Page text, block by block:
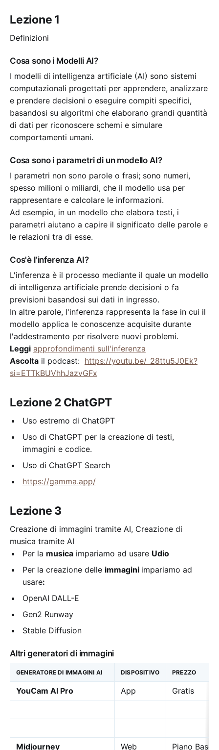
Lezione 1
Definizioni
Cosa sono i Modelli AI?
I modelli di intelligenza artificiale (AI) sono sistemi
computazionali progettati per apprendere, analizzare
e prendere decisioni o eseguire compiti specifici,
basandosi su algoritmi che elaborano grandi quantità
di dati per riconoscere schemi e simulare
comportamenti umani.
Cosa sono i parametri di un modello AI?
I parametri non sono parole o frasi; sono numeri,
spesso milioni o miliardi, che il modello usa per
rappresentare e calcolare le informazioni.
Ad esempio, in un modello che elabora testi, i
parametri aiutano a capire il significato delle parole e
le relazioni tra di esse.
Cos'è l’inferenza AI?
L'inferenza è il processo mediante il quale un modello
di intelligenza artificiale prende decisioni o fa
previsioni basandosi sui dati in ingresso.
In altre parole, l'inferenza rappresenta la fase in cui il
modello applica le conoscenze acquisite durante
l'addestramento per risolvere nuovi problemi.
Leggi approfondimenti sull'inferenza
Ascolta il podcast: https://youtu.be/_28ttu5J0Ek?
si=ETTkBUVhhJazvGFx
Lezione 2 ChatGPT
Uso estremo di ChatGPT
Uso di ChatGPT per la creazione di testi,
immagini e codice.
Uso di ChatGPT Search
https://gamma.app/
Lezione 3
Creazione di immagini tramite AI, Creazione di
musica tramite AI
Per la musicaimpariamo ad usare Udio
Per la creazione delle immagini impariamo ad
usare:
OpenAI DALL-E
Gen2 Runway
Stable Diffusion
Altri generatori di immagini
GENERATORE DI IMMAGINI AI DISPOSITIVO PREZZO
YouCam AI Pro App Gratis
Midjourney Web Piano Base: